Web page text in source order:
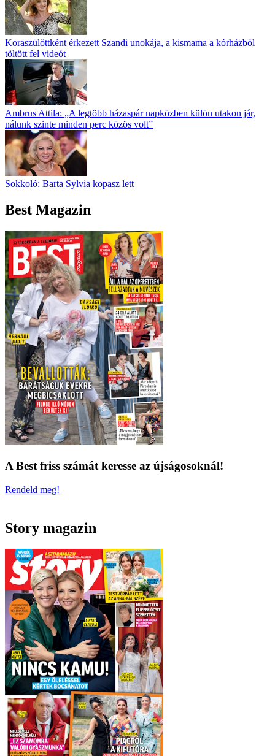
Koraszülöttként érkezett Szandi unokája, a kismama a kórházból
töltött fel videót
Ambrus Attila: „A legtöbb házaspár napközben külön utakon jár,
nálunk szinte minden perc közös volt”
Sokkoló: Barta Sylvia kopasz lett
Best Magazin
A Best friss számát keresse az újságosoknál!
Rendeld meg!
Story magazin